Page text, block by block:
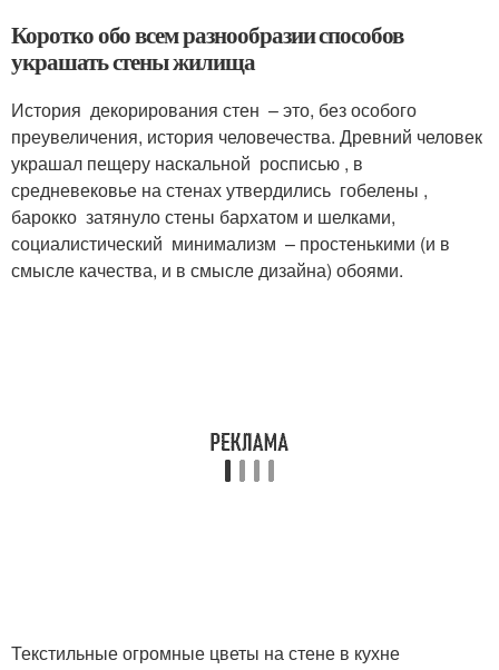
Коротко обо всем разнообразии способов
украшать стены жилища
История декорирования стен – это, без особого
преувеличения, история человечества. Древний человек
украшал пещеру наскальной росписью , в
средневековье на стенах утвердились гобелены ,
барокко затянуло стены бархатом и шелками,
социалистический минимализм – простенькими (и в
смысле качества, и в смысле дизайна) обоями.
Текстильные огромные цветы на стене в кухне